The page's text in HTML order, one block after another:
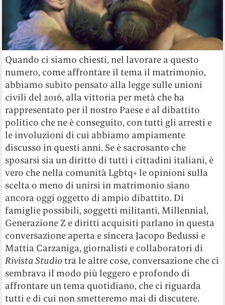
Quando ci siamo chiesti, nel lavorare a questo
numero, come affrontare il tema il matrimonio,
abbiamo subito pensato alla legge sulle unioni
civili del 2016, alla vittoria per metà che ha
rappresentato per il nostro Paese e al dibattito
politico che ne è conseguito, con tutti gli arresti e
le involuzioni di cui abbiamo ampiamente
discusso in questi anni. Se è sacrosanto che
sposarsi sia un diritto di tutti i cittadini italiani, è
vero che nella comunità Lgbtq+ le opinioni sulla
scelta o meno di unirsi in matrimonio siano
ancora oggi oggetto di ampio dibattito. Di
famiglie possibili, soggetti militanti, Millennial,
Generazione Z e diritti acquisiti parlano in questa
conversazione aperta e sincera Jacopo Bedussi e
Mattia Carzaniga, giornalisti e collaboratori di
Rivista Studiotra le altre cose, conversazione che ci
sembrava il modo più leggero e profondo di
affrontare un tema quotidiano, che ci riguarda
tutti e di cui non smetteremo mai di discutere.